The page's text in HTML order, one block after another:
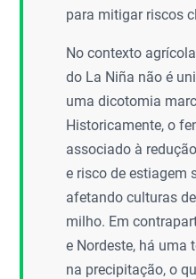
para mitigar riscos
No contexto
do La Niña não é
uma dicotomia
Historicamente, o
associado à
e risco de estiagem
afetando culturas
milho. Em
e Nordeste, há uma
na precipitação, o